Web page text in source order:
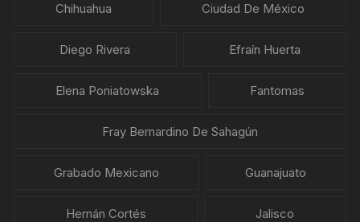
Chihuahua Ciudad De México
Diego Rivera Efraín Huerta
Elena Poniatowska Fantomas
Fray Bernardino De Sahagún
Grabado Mexicano Guanajuato
Hernán Cortés Jalisco